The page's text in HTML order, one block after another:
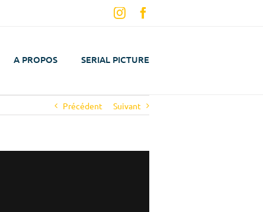
Instagram
A PROPOS SERIAL PICTURE
Précédent Suivant